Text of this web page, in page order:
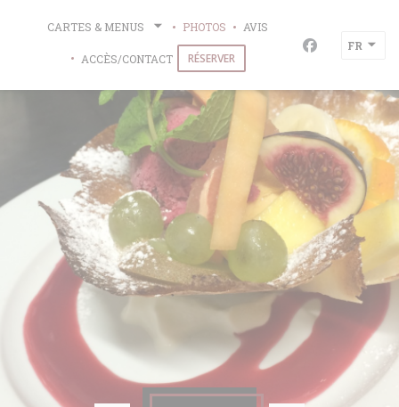
CARTES & MENUS PHOTOS AVIS
ACCÈS/CONTACT RÉSERVER Facebook
FR